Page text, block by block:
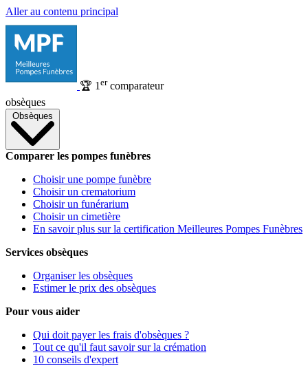
Aller au contenu principal
🏆 1 ercomparateur
obsèques
Obsèques
Comparer les pompes funèbres
Choisir une pompe funèbre
Choisir un crematorium
Choisir un funérarium
Choisir un cimetière
En savoir plus sur la certification Meilleures Pompes Funèbres
Services obsèques
Organiser les obsèques
Estimer le prix des obsèques
Pour vous aider
Qui doit payer les frais d'obsèques ?
Tout ce qu'il faut savoir sur la crémation
10 conseils d'expert